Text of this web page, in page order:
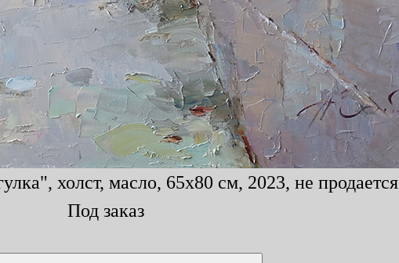
холст, масло, 65x80 см, 2023, не продается
Под заказ